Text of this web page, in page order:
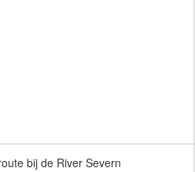
bij de River Severn